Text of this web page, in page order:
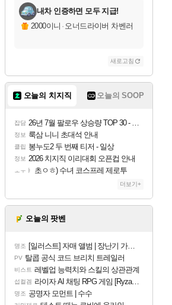
내차 인증하면 모두 지급!
2000이니 · 오너드라이버 차벤러
새로고침
오늘의 치지직 오늘의 SOOP
잡담 26년 7월 팔로우 상승량 TOP 30 - 월간 치지직
정보 룩삼 니니 초대석 안내
클립 봉누도2 두 번째 티저 - 일상
정보 2026 치지직 이리대회 오픈컵 안내
ㅗㅜㅑ 초ㅇㅎ) 수녀 코스프레 제로투
더보기+
오늘의 팟벤
명조 [일러스트] 자매 앨범 | 장난기 가득한 오후의 공원 (리메이크판)
PV 탈콥 공식 코드 브리치 트레일러
비스트 레벨업 능력치와 스킬의 상관관계
섭컬겜 라이자 AI 채팅 RPG 게임 [RyzaChat: AI] 공개
명조 공명자 모먼트 | 수수